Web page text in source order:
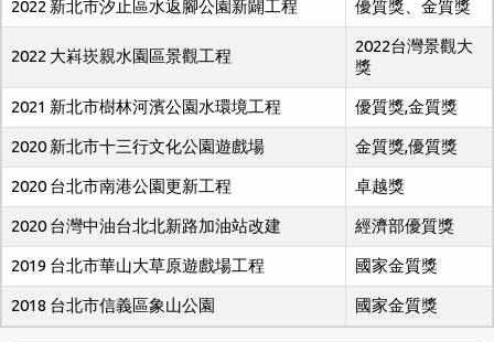
2022 新北市汐止區水返腳公園新闢工程 優質獎、金質獎
2022 大嵙崁親水園區景觀工程
2022台灣景觀大
獎
2021 新北市樹林河濱公園水環境工程 優質獎,金質獎
2020 新北市十三行文化公園遊戲場 金質獎,優質獎
2020 台北市南港公園更新工程 卓越獎
2020 台灣中油台北北新路加油站改建 經濟部優質獎
2019 台北市華山大草原遊戲場工程 國家金質獎
2018 台北市信義區象山公園 國家金質獎